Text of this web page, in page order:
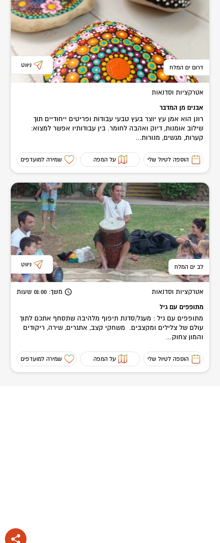
דרום ים המלח ניווט
אטרקציות וסדנאות
אבנים מן המדבר
רונן הוא אמן עץ יוצר בעץ טבעי עבודות ופריטים ייחודיים תוך
שילוב אומנות, דיוק ואהבה לחומר. בין עבודותיו אפשר למצוא:
קערות, מגשים, מנורות...
הוספה לטיול שלי על המפה שמירה למועדפים
לב ים המלח ניווט
אטרקציות וסדנאות משך: 01:00 שעות
מתופפים עם גיל
מתופפים עם גיל : מעגל/סדנת תיפוף מלהיבה שתסחף אתכם לתוך
עולם של צלילים ומקצבים. משחקי קצב, אתגרים, שירה, ריקודים
והמון צחוק...
הוספה לטיול שלי על המפה שמירה למועדפים